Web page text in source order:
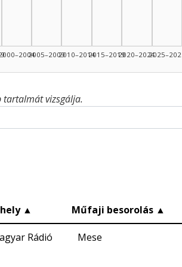
2005–20092010–20142015–20192020–20242025–2026
tartalmát vizsgálja.
▲ Műfaji besorolás ▲
Rádió Mese